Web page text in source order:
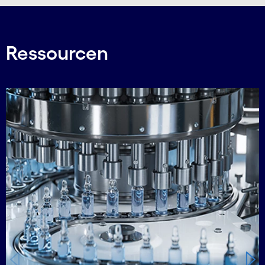
Ressourcen
Carousel starts